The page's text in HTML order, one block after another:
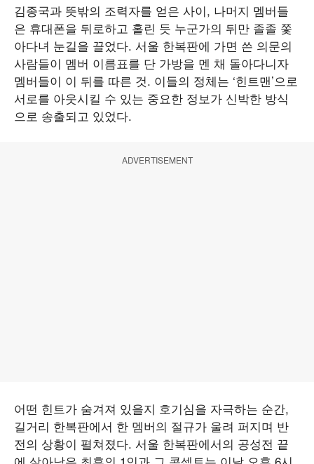
김종국과 뜻밖의 조력자를 얻은 사이, 나머지 멤버들
은 휴대폰을 뒤로하고 홀린 듯 누군가의 뒤만 졸졸 쫓
아다녀 눈길을 끌었다. 서울 한복판에 가면 쓴 의문의
사람들이 멤버 이름표를 단 가방을 멘 채 돌아다니자
멤버들이 이 뒤를 따른 것. 이들의 정체는 ‘힌트맨’으로
서로를 아웃시킬 수 있는 중요한 정보가 신박한 방식
으로 송출되고 있었다.
ADVERTISEMENT
어떤 힌트가 숨겨져 있을지 호기심을 자극하는 순간,
길거리 한복판에서 한 멤버의 절규가 울려 퍼지며 반
전의 상황이 펼쳐졌다. 서울 한복판에서의 공성전 끝